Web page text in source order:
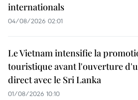
internationals
04/08/2026 02:01
Le Vietnam intensifie la
touristique avant l'ouverture
direct avec le Sri Lanka
01/08/2026 10:10